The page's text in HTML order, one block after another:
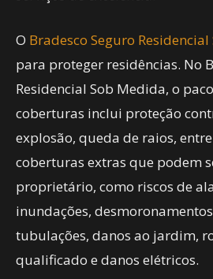
O Bradesco Seguro
para proteger residências. No
Residencial Sob Medida, o
coberturas inclui proteção
explosão, queda de raios,
coberturas extras que podem
proprietário, como riscos de
inundações,
tubulações, danos ao jardim,
qualificado e danos elétricos.